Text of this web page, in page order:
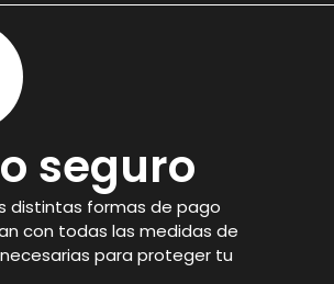
seguro
distintas formas de pago
con todas las medidas de
para proteger tu